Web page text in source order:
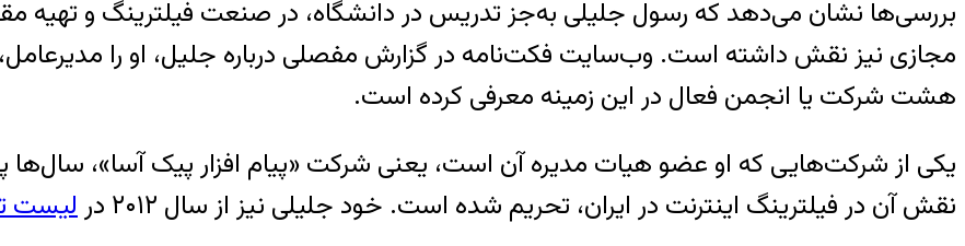
بررسی‌ها نشان می‌دهد که رسول جلیلی به‌جز تدریس در دانشگاه، در صنعت فیلترینگ و تهیه
مجازی نیز نقش داشته است. وب‌سایت فکت‌نامه در گزارش مفصلی درباره جلیل، او را
هشت شرکت یا انجمن فعال در این زمینه معرفی کرده است.
یکی از شرکت‌هایی که او عضو هیات مدیره آن است، یعنی شرکت «پیام افزار پیک آسا»، سال‌ها
نقش آن در فیلترینگ اینترنت در ایران، تحریم شده است. خود جلیلی نیز از سال ۲۰۱۲ در
لیست